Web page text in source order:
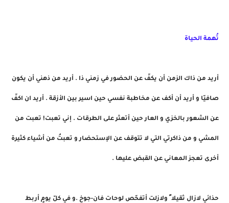
تُهمة الحياة
أريد من ذاك الزمن أن يكفّ عن الحضور في زمني ذا . أريد من ذهني أن يكون
صافيّا و أريد أن أكف عن مخاطبة نفسي حين اسير بين الأزقة . أريد ان اكفّ
عن الشعور بالخزي و العار حين أتعثر على الطرقات . إني تعبت! تعبت من
المشي و من ذاكرتي التي لا تتوقف عن الإستحضار و تعبتُ من أشياء كثيرة
أخرى تعجز المعاني عن القبض عليها .
حذائي لازال ثقيلا ً ولازلت أتفحّص لوحات فان-جوخ .و في كلّ يومٍ أربط